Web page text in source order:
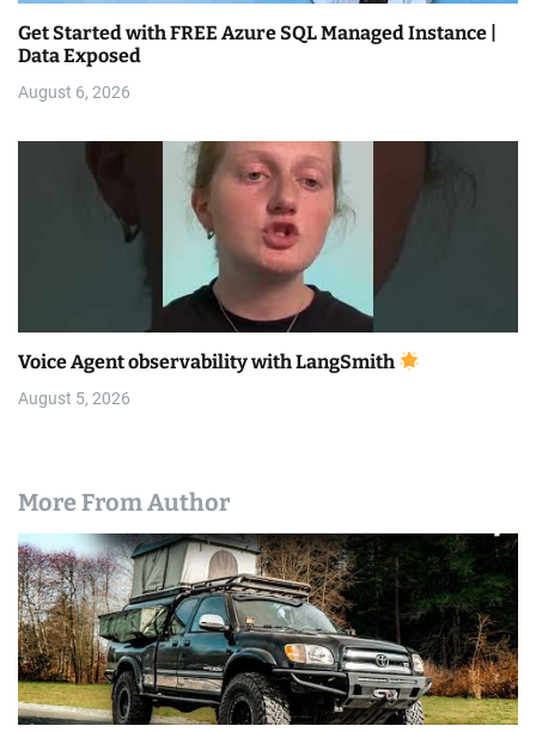
Get Started with FREE Azure SQL Managed Instance |
Data Exposed
August 6, 2026
Voice Agent observability with LangSmith
August 5, 2026
More From Author